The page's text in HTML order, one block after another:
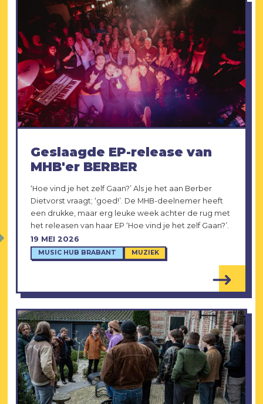
19 MEI 2026
MUSIC HUB BRABANT MUZIEK
Geslaagde EP-release van
MHB'er BERBER
‘Hoe vind je het zelf Gaan?’ Als je het aan Berber
Dietvorst vraagt; ‘goed!’. De MHB-deelnemer heeft
een drukke, maar erg leuke week achter de rug met
het releasen van haar EP ‘Hoe vind je het zelf Gaan?’.